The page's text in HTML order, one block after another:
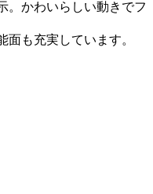
。かわいらしい動きでフ
面も充実しています。